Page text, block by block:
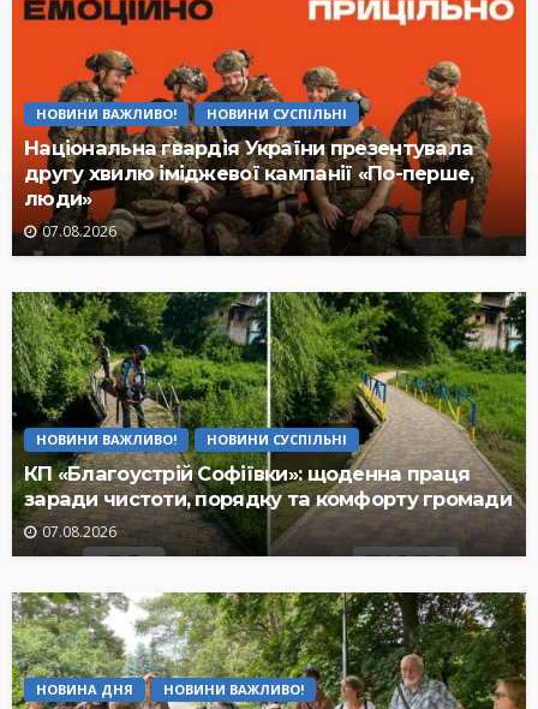
НОВИНИ ВАЖЛИВО! НОВИНИ СУСПІЛЬНІ
Національна гвардія України презентувала
другу хвилю іміджевої кампанії «По-перше,
люди»
07.08.2026
НОВИНИ ВАЖЛИВО! НОВИНИ СУСПІЛЬНІ
КП «Благоустрій Софіївки»: щоденна праця
заради чистоти, порядку та комфорту громади
07.08.2026
НОВИНА ДНЯ НОВИНИ ВАЖЛИВО!